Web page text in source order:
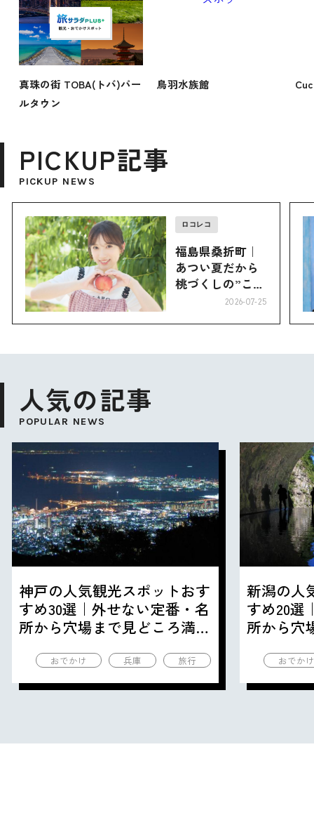
真珠の街 TOBA(トバ)パー
ルタウン
鳥羽水族館
PICKUP記事
PICKUP NEWS
ロコレコ
福島県桑折町｜
あつい夏だから
桃づくしの”こお
2026-07-25
人気の記事
POPULAR NEWS
神戸の人気観光スポットおす
すめ30選｜外せない定番・名
所から穴場まで見どころ満載
おでかけ 兵庫 旅行
新潟の人
すめ20選
所から穴
おでか